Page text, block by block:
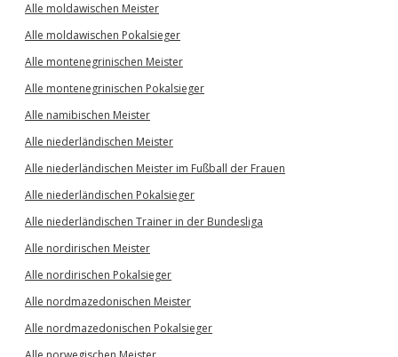
Alle moldawischen Meister
Alle moldawischen Pokalsieger
Alle montenegrinischen Meister
Alle montenegrinischen Pokalsieger
Alle namibischen Meister
Alle niederländischen Meister
Alle niederländischen Meister im Fußball der Frauen
Alle niederländischen Pokalsieger
Alle niederländischen Trainer in der Bundesliga
Alle nordirischen Meister
Alle nordirischen Pokalsieger
Alle nordmazedonischen Meister
Alle nordmazedonischen Pokalsieger